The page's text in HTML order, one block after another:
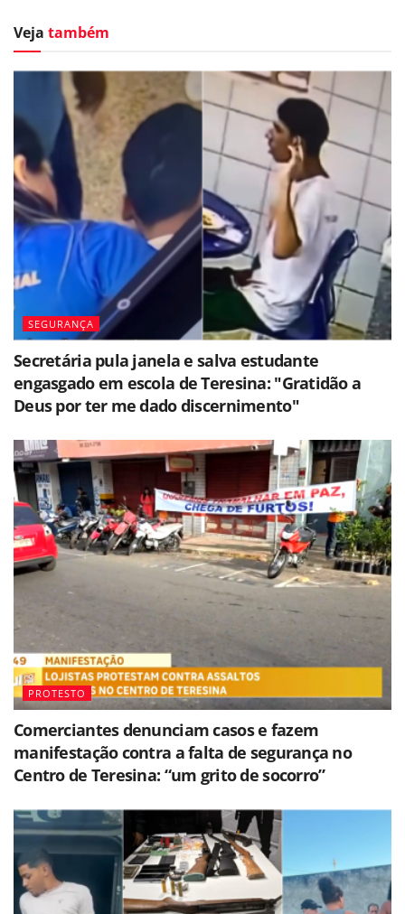
Veja também
SEGURANÇA
Secretária pula janela e salva estudante
engasgado em escola de Teresina: "Gratidão a
Deus por ter me dado discernimento"
PROTESTO
Comerciantes denunciam casos e fazem
manifestação contra a falta de segurança no
Centro de Teresina: “um grito de socorro”